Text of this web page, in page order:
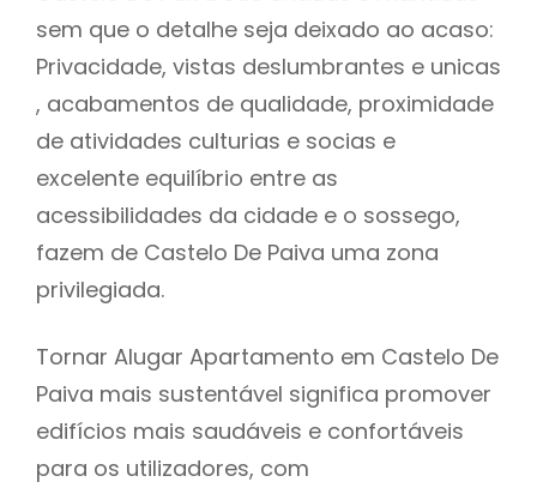
sem que o detalhe seja deixado ao acaso:
Privacidade, vistas deslumbrantes e unicas
, acabamentos de qualidade, proximidade
de atividades culturias e socias e
excelente equilíbrio entre as
acessibilidades da cidade e o sossego,
fazem de Castelo De Paiva uma zona
privilegiada.
Tornar Alugar Apartamento em Castelo De
Paiva mais sustentável significa promover
edifícios mais saudáveis e confortáveis
para os utilizadores, com